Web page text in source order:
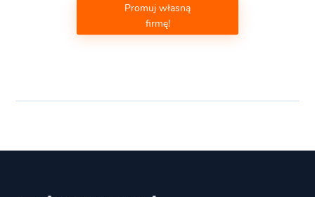
Promuj własną
firmę!